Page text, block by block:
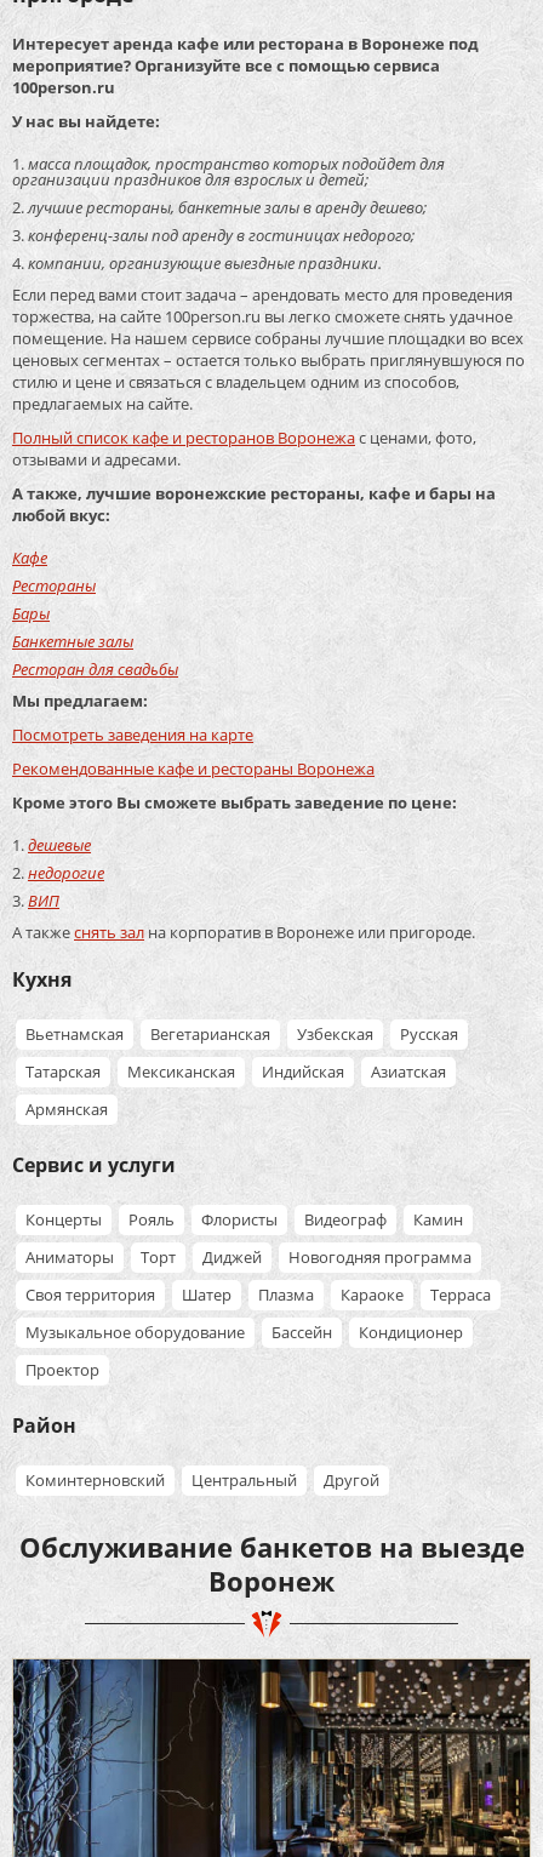
Интересует аренда кафе или ресторана в Воронеже под
мероприятие? Организуйте все с помощью сервиса
100person.ru
У нас вы найдете:
масса площадок, пространство которых подойдет для
организации праздников для взрослых и детей;
лучшие рестораны, банкетные залы в аренду дешево;
конференц-залы под аренду в гостиницах недорого;
компании, организующие выездные праздники.
Если перед вами стоит задача – арендовать место для проведения
торжества, на сайте 100person.ru вы легко сможете снять удачное
помещение. На нашем сервисе собраны лучшие площадки во всех
ценовых сегментах – остается только выбрать приглянувшуюся по
стилю и цене и связаться с владельцем одним из способов,
предлагаемых на сайте.
Полный список кафе и ресторанов Воронежас ценами, фото,
отзывами и адресами.
А также, лучшие воронежские рестораны, кафе и бары на
любой вкус:
Кафе
Рестораны
Бары
Банкетные залы
Ресторан для свадьбы
Мы предлагаем:
Посмотреть заведения на карте
Рекомендованные кафе и рестораны Воронежа
Кроме этого Вы сможете выбрать заведение по цене:
дешевые
недорогие
ВИП
А такжеснять зал на корпоратив в Воронеже или пригороде.
Кухня
Вьетнамская Вегетарианская Узбекская
Русская
Татарская
Мексиканская Индийская
Азиатская
Армянская
Сервис и услуги
Концерты Рояль Флористы Видеограф
Камин
Аниматоры
Торт Диджей
Новогодняя программа
Своя территория
Шатер Плазма Караоке
Терраса
Музыкальное оборудование
Бассейн
Кондиционер
Проектор
Район
Коминтерновский Центральный Другой
Обслуживание банкетов на выезде
Воронеж